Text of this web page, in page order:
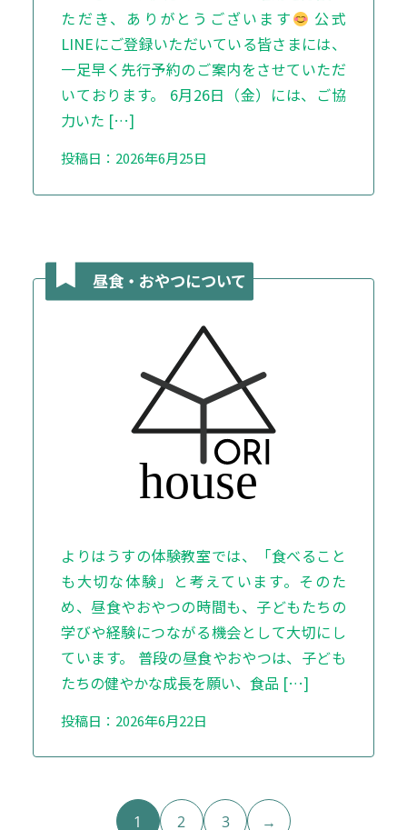
ただき、ありがとうございます
公式
LINEにご登録いただいている皆さまには、
一足早く先行予約のご案内をさせていただ
いております。 6月26日（金）には、ご協
力いた […]
投稿日：2026年6月25日
昼食・おやつについて
よりはうすの体験教室では、「食べること
も大切な体験」と考えています。そのた
め、昼食やおやつの時間も、子どもたちの
学びや経験につながる機会として大切にし
ています。 普段の昼食やおやつは、子ども
たちの健やかな成長を願い、食品 […]
投稿日：2026年6月22日
1 2 3 →